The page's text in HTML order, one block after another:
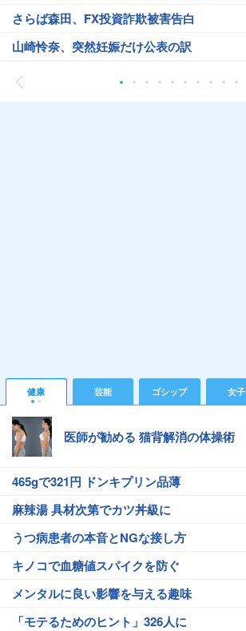
さらば森田、FX投資詐欺被害告白
山崎怜奈、突然妊娠だけ公表の訳
健康 芸能 ゴシップ 女子
医師が勧める 猫背解消の体操術
465gで321円 ドンキプリン品薄
麻辣湯 具材次第でカツ丼級に
うつ病患者の本音とNGな接し方
キノコで血糖値スパイクを防ぐ
メンタルに良い影響を与える趣味
「モテるためのヒント」326人に